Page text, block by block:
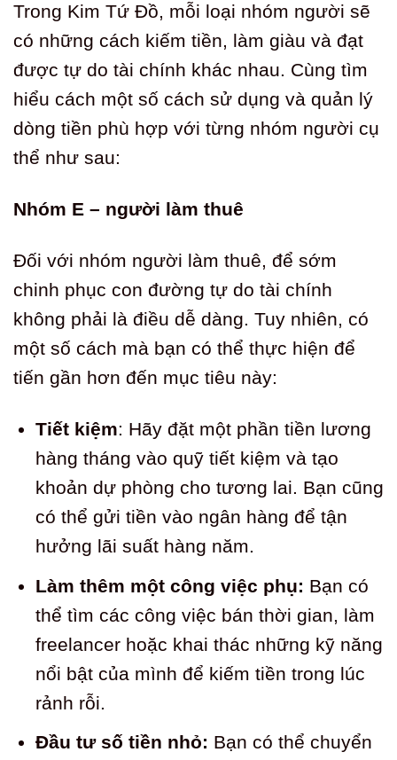
Trong Kim Tứ Đồ, mỗi loại nhóm người sẽ
có những cách kiếm tiền, làm giàu và đạt
được tự do tài chính khác nhau. Cùng tìm
hiểu cách một số cách sử dụng và quản lý
dòng tiền phù hợp với từng nhóm người cụ
thể như sau:
Nhóm E – người làm thuê
Đối với nhóm người làm thuê, để sớm
chinh phục con đường tự do tài chính
không phải là điều dễ dàng. Tuy nhiên, có
một số cách mà bạn có thể thực hiện để
tiến gần hơn đến mục tiêu này:
Tiết kiệm: Hãy đặt một phần tiền lương
hàng tháng vào quỹ tiết kiệm và tạo
khoản dự phòng cho tương lai. Bạn cũng
có thể gửi tiền vào ngân hàng để tận
hưởng lãi suất hàng năm.
Làm thêm một công việc phụ: Bạn có
thể tìm các công việc bán thời gian, làm
freelancer hoặc khai thác những kỹ năng
nổi bật của mình để kiếm tiền trong lúc
rảnh rỗi.
Đầu tư số tiền nhỏ: Bạn có thể chuyển